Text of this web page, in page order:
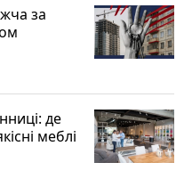
за
де
меблі